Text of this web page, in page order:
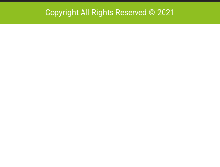
Copyright All Rights Reserved © 2021